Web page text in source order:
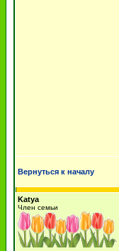
Вернуться к началу
Katya
Член семьи